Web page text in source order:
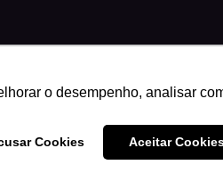
o desempenho, analisar
Cookies Aceitar
conteúdo. Você